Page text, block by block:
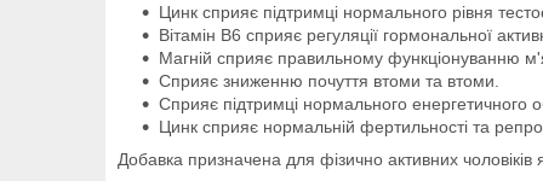
Цинк сприяє підтримці нормального рівня
Вітамін В6 сприяє регуляції гормональної
Магній сприяє правильному функціонуванню
Сприяє зниженню почуття втоми та втоми.
Сприяє підтримці нормального енергетичного
Цинк сприяє нормальній фертильності та
Добавка призначена для фізично активних